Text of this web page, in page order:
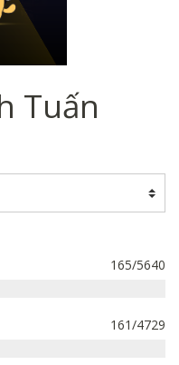
Tuấn
165/5640
161/4729